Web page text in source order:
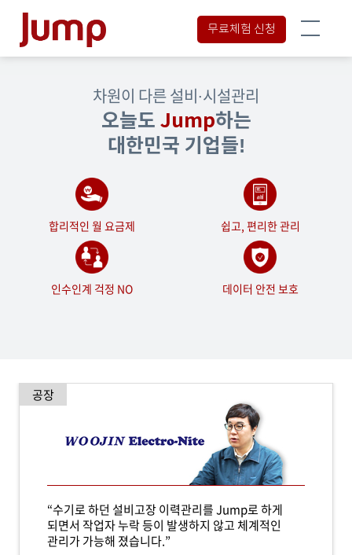
무료체험 신청
차원이 다른 설비∙시설관리
오늘도 Jump하는
대한민국 기업들!
합리적인 월 요금제 쉽고, 편리한 관리
인수인계 걱정 NO 데이터 안전 보호
“수기로 하던 설비고장 이력관리를 Jump로 하게
되면서 작업자 누락 등이 발생하지 않고 체계적인
관리가 가능해 졌습니다.”
공장